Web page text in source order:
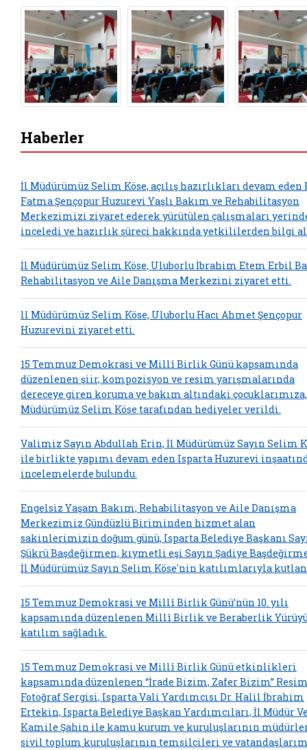
Haberler
İl Müdürümüz Selim Köse, açılış hazırlıkları devam eden
Fatma Şençopur Huzurevi Yaşlı Bakım ve Rehabilitasyon
Merkezimizi ziyaret ederek yürütülen çalışmaları
inceledi ve hazırlık süreci hakkında yetkililerden bilgi
İl Müdürümüz Selim Köse, Uluborlu İbrahim Etem Erbil
Rehabilitasyon ve Aile Danışma Merkezini ziyaret etti.
ll Müdürümüz Selim Köse, Uluborlu Hacı Ahmet Şençopur
Huzurevini ziyaret etti.
15 Temmuz Demokrasi ve Millî Birlik Günü kapsamında
düzenlenen şiir, kompozisyon ve resim yarışmalarında
dereceye giren koruma ve bakım altındaki
Müdürümüz Selim Köse tarafından hediyeler verildi.
Valimiz Sayın Abdullah Erin, İl Müdürümüz Sayın Selim
ile birlikte yapımı devam eden Isparta Huzurevi
incelemelerde bulundu.
Engelsiz Yaşam Bakım, Rehabilitasyon ve Aile Danışma
Merkezimiz Gündüzlü Biriminden hizmet alan
sakinlerimizin doğum günü, Isparta Belediye Başkanı
Şükrü Başdeğirmen, kıymetli eşi Sayın Şadiye
İl Müdürümüz Sayın Selim Köse'nin katılımlarıyla
15 Temmuz Demokrasi ve Millî Birlik Günü’nün 10. yılı
kapsamında düzenlenen Millî Birlik ve Beraberlik
katılım sağladık.
15 Temmuz Demokrasi ve Millî Birlik Günü etkinlikleri
kapsamında düzenlenen “İrade Bizim, Zafer Bizim”
Fotoğraf Sergisi, Isparta Vali Yardımcısı Dr. Halil İbrahim
Ertekin, Isparta Belediye Başkan Yardımcıları, İl Müdür
Kamile Şahin ile kamu kurum ve kuruluşlarının
sivil toplum kuruluşlarının temsilcileri ve